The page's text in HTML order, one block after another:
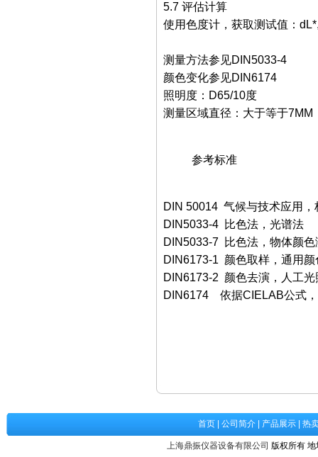
5.7 评估计算
使用色度计，获取测试值：
测量方法参见DIN5033-4
颜色变化参见DIN6174
照明度：D65/10度
测量区域直径：大于等于7MM
参考标准
DIN 50014 气候与技术应用，
DIN5033-4 比色法，光谱法
DIN5033-7 比色法，物体颜色
DIN6173-1 颜色取样，通用颜
DIN6173-2 颜色去演，人工光
DIN6174 依据CIELAB公式
首页| 公司简介| 产品展示| 热
上海鼎振仪器设备有限公司 版权所有